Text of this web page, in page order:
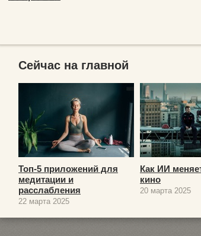
Сейчас на главной
Топ-5 приложений для
медитации и
расслабления
22 марта 2025
Как ИИ
кино
20 марта 2025